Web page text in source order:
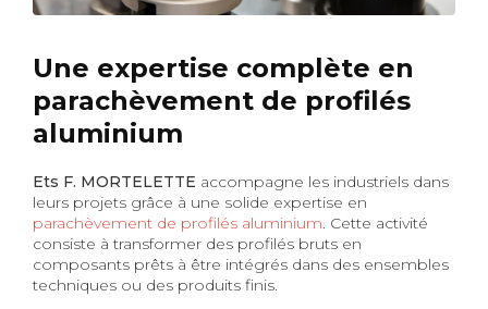
Une expertise complète en
parachèvement de profilés
aluminium
Ets F. MORTELETTE accompagne les industriels dans
leurs projets grâce à une solide expertise en
parachèvement de profilés aluminium. Cette activité
consiste à transformer des profilés bruts en
composants prêts à être intégrés dans des ensembles
techniques ou des produits finis.